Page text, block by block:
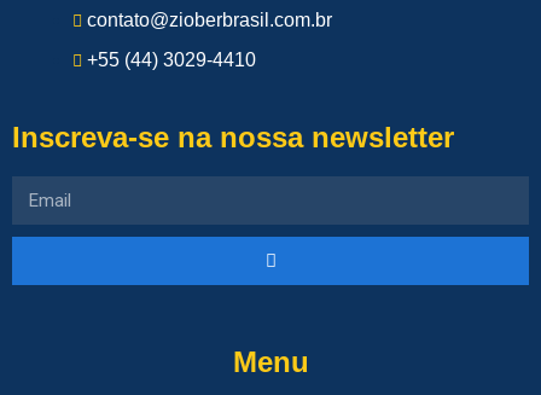
contato@zioberbrasil.com.br
+55 (44) 3029-4410
Inscreva-se na nossa newsletter
Menu